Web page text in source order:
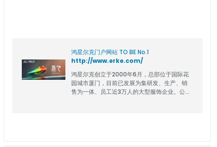
鸿星尔克门户网站 TO BE No.1
http://www.erke.com/
鸿星尔克创立于2000年6月，总部位于国际花
园城市厦门，目前已发展为集研发、生产、销
售为一体、员工近3万人的大型服饰企业。公司